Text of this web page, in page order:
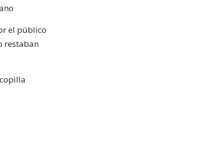
el público
restaban